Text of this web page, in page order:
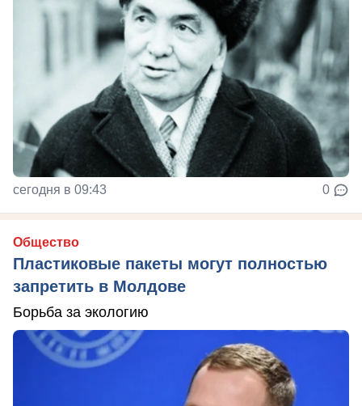
сегодня в 09:43 0
Общество
Пластиковые пакеты могут полностью
запретить в Молдове
Борьба за экологию